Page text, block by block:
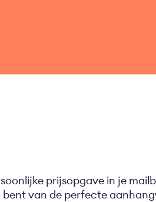
prijsopgave in je
van de perfecte